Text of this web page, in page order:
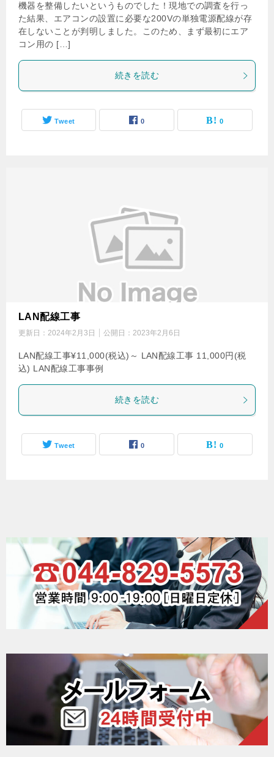
機器を整備したいというものでした！現地での調査を行っ
た結果、エアコンの設置に必要な200Vの単独電源配線が存
在しないことが判明しました。このため、まず最初にエア
コン用の […]
続きを読む
Tweet 0 0
LAN配線工事
更新日： 2024年2月3日 公開日： 2023年2月6日
LAN配線工事¥11,000(税込)～ LAN配線工事 11,000円(税
込) LAN配線工事事例
続きを読む
Tweet 0 0